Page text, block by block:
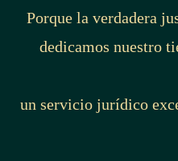
Porque la verdadera
dedicamos nuestro
un servicio jurídico